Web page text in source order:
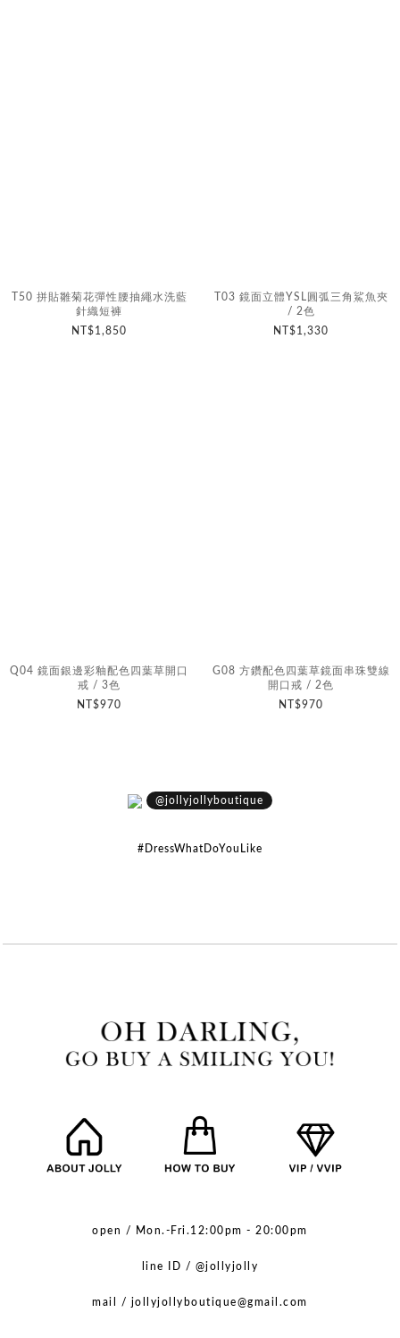
T50 拼貼雛菊花彈性腰抽繩水洗藍
針織短褲
NT$1,850
T03 鏡面立體YSL圓弧三角鯊魚夾
/ 2色
NT$1,330
Q04 鏡面銀邊彩釉配色四葉草開口
戒 / 3色
NT$970
G08 方鑽配色四葉草鏡面串珠雙線
開口戒 / 2色
NT$970
@jollyjollyboutique
#DressWhatDoYouLike
open / Mon.-Fri.12:00pm - 20:00pm
line ID / @jollyjolly
mail / jollyjollyboutique@gmail.com